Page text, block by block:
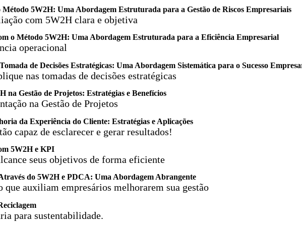
Método 5W2H: Uma Abordagem Estruturada para a Gestão de Riscos Empresariais
com 5W2H clara e objetiva
o Método 5W2H: Uma Abordagem Estruturada para a Eficiência Empresarial
operacional
de Decisões Estratégicas: Uma Abordagem Sistemática para o Sucesso
nas tomadas de decisões estratégicas
na Gestão de Projetos: Estratégias e Benefícios
na Gestão de Projetos
da Experiência do Cliente: Estratégias e Aplicações
capaz de esclarecer e gerar resultados!
5W2H e KPI
seus objetivos de forma eficiente
do 5W2H e PDCA: Uma Abordagem Abrangente
que auxiliam empresários melhorarem sua gestão
para sustentabilidade.